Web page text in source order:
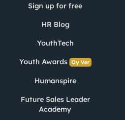
Sign up for free
HR Blog
YouthTech
Youth Awards Oy Ver
Humanspire
Future Sales Leader
Academy